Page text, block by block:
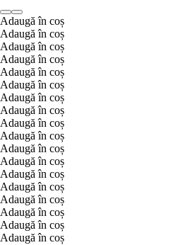
Adaugă în coș
Adaugă în coș
Adaugă în coș
Adaugă în coș
Adaugă în coș
Adaugă în coș
Adaugă în coș
Adaugă în coș
Adaugă în coș
Adaugă în coș
Adaugă în coș
Adaugă în coș
Adaugă în coș
Adaugă în coș
Adaugă în coș
Adaugă în coș
Adaugă în coș
Adaugă în coș